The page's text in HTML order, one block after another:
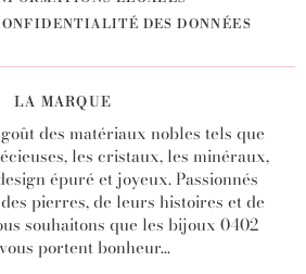
DES DONNÉES
LA MARQUE
des matériaux nobles tels que
les cristaux, les minéraux,
épuré et joyeux. Passionnés
pierres, de leurs histoires et de
souhaitons que les bijoux 0402
portent bonheur...